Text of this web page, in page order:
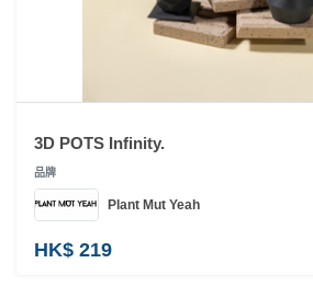
樂
手
工
3D POTS Infinity.
品牌
Plant Mut Yeah
HK$ 219